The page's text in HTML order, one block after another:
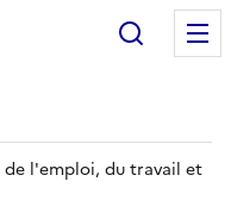
l'emploi, du travail et